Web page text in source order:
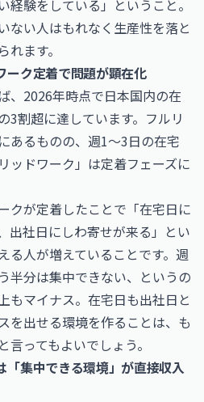
経験をしている」ということ。
ない人はもれなく生産性を落と
ます。
ーク定着で問題が顕在化
、2026年時点で日本国内の在
3割超に達しています。フルリ
あるものの、週1〜3日の在宅
ッドワーク」は定着フェーズに
クが定着したことで「在宅日に
出社日にしわ寄せが来る」とい
る人が増えていることです。週
半分は集中できない、というの
もマイナス。在宅日も出社日と
を出せる環境を作ることは、も
ってもよいでしょう。
「集中できる環境」が直接収入